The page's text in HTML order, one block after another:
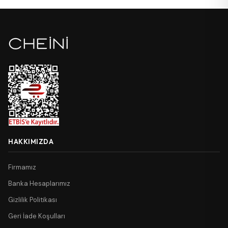
HAKKIMIZDA
Firmamız
Banka Hesaplarımız
Gizlilik Politikası
Geri İade Koşulları